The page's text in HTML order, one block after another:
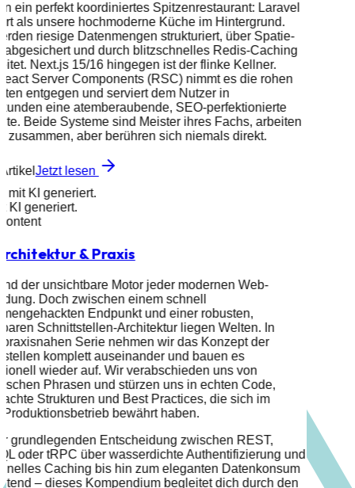
ein perfekt koordiniertes Spitzenrestaurant: Laravel
als unsere hochmoderne Küche im Hintergrund.
riesige Datenmengen strukturiert, über Spatie-
abgesichert und durch blitzschnelles Redis-Caching
Next.js 15/16 hingegen ist der flinke Kellner.
Server Components (RSC) nimmt es die rohen
entgegen und serviert dem Nutzer in
eine atemberaubende, SEO-perfektionierte
Beide Systeme sind Meister ihres Fachs, arbeiten
zusammen, aber berühren sich niemals direkt.
Jetzt lesen
mit KI generiert.
KI generiert.
& Praxis
der unsichtbare Motor jeder modernen Web-
Doch zwischen einem schnell
Endpunkt und einer robusten,
Schnittstellen-Architektur liegen Welten. In
Serie nehmen wir das Konzept der
komplett auseinander und bauen es
wieder auf. Wir verabschieden uns von
Phrasen und stürzen uns in echten Code,
Strukturen und Best Practices, die sich im
Produktionsbetrieb bewährt haben.
grundlegenden Entscheidung zwischen REST,
oder tRPC über wasserdichte Authentifizierung und
Caching bis hin zum eleganten Datenkonsum
– dieses Kompendium begleitet dich durch den